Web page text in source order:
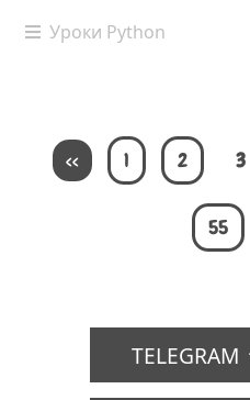
Уроки Python
<< 1 2 3
55
TELEGRAM